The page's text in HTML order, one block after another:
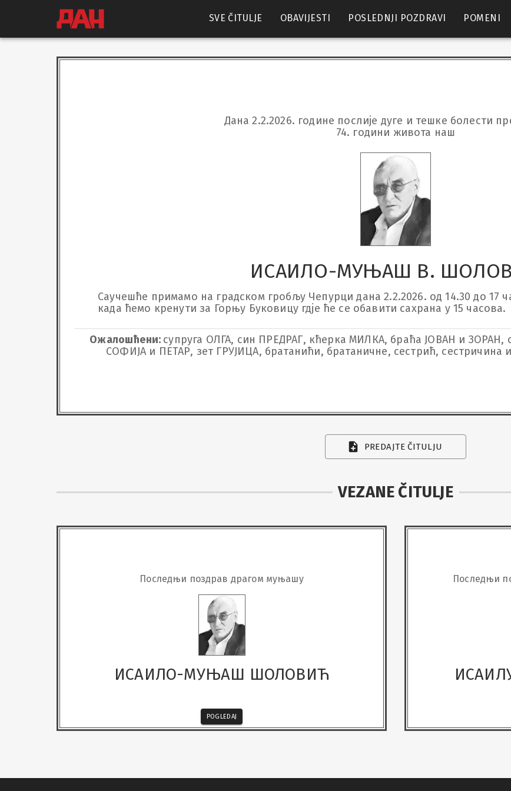
SVE ČITULJE OBAVIJESTI POSLEDNJI POZDRAVI POMENI
Дана 2.2.2026. године послије дуге и тешке болести
74. години живота наш
ИСАИЛО-МУЊАШ В.
Саучешће примамо на градском гробљу Чепурци дана 2.2.2026. од 14.30 до 17
када ћемо кренути за Горњу Буковицу гдје ће се обавити сахрана у 15 часова.
Ожалошћени: супруга ОЛГА, син ПРЕДРАГ, кћерка МИЛКА, браћа ЈОВАН и
СОФИЈА и ПЕТАР, зет ГРУЈИЦА, братанићи, братаничне, сестрић,
PREDAJTE ČITULJU
VEZANE ČITULJE
Последњи поздрав драгом муњашу
ИСАИЛО-МУЊАШ ШОЛОВИЋ
POGLEDAJ
Последњи